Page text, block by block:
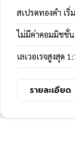
สเปรดทองคำ เ
ไม่มีค่าคอมมิชชั่น
เลเวอเรจสูงสุด
รายละเอียด